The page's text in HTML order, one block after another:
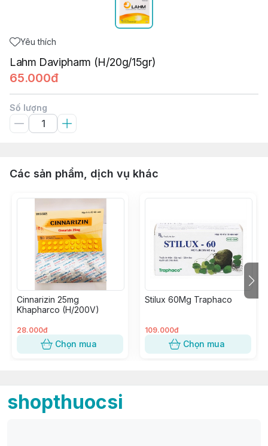
Yêu thích
Lahm Davipharm (H/20g/15gr)
65.000đ
Số lượng
Các sản phẩm, dịch vụ khác
Cinnarizin 25mg
Khapharco (H/200V)
28.000đ
Chọn mua
Stilux 60Mg Traphaco
109.000đ
Chọn mua
shopthuocsi